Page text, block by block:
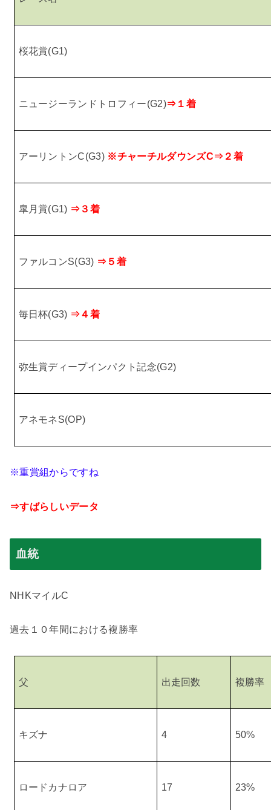
桜花賞(G1)
ニュージーランドトロフィー(G2)⇒１着
アーリントンC(G3) ※チャーチルダウンズC⇒２着
皐月賞(G1) ⇒３着
ファルコンS(G3) ⇒５着
毎日杯(G3) ⇒４着
弥生賞ディープインパクト記念(G2)
アネモネS(OP)
※重賞組からですね
⇒すばらしいデータ
血統
NHKマイルC
過去１０年間における複勝率
父 出走回数 複勝率
キズナ 4 50%
ロードカナロア 17 23%